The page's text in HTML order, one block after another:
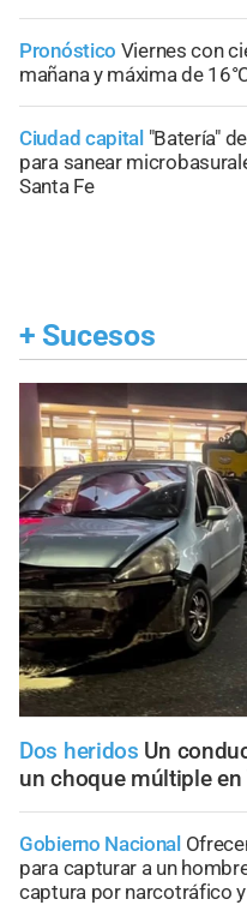
Pronóstico Viernes con
mañana y máxima de
Ciudad capital "Batería"
para sanear
Santa Fe
+ Sucesos
Dos heridos Un
un choque múltiple en
Gobierno Nacional
para capturar a un
captura por narcotráfico